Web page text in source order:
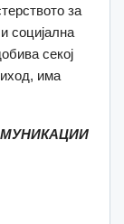
за
социјална
секој
има